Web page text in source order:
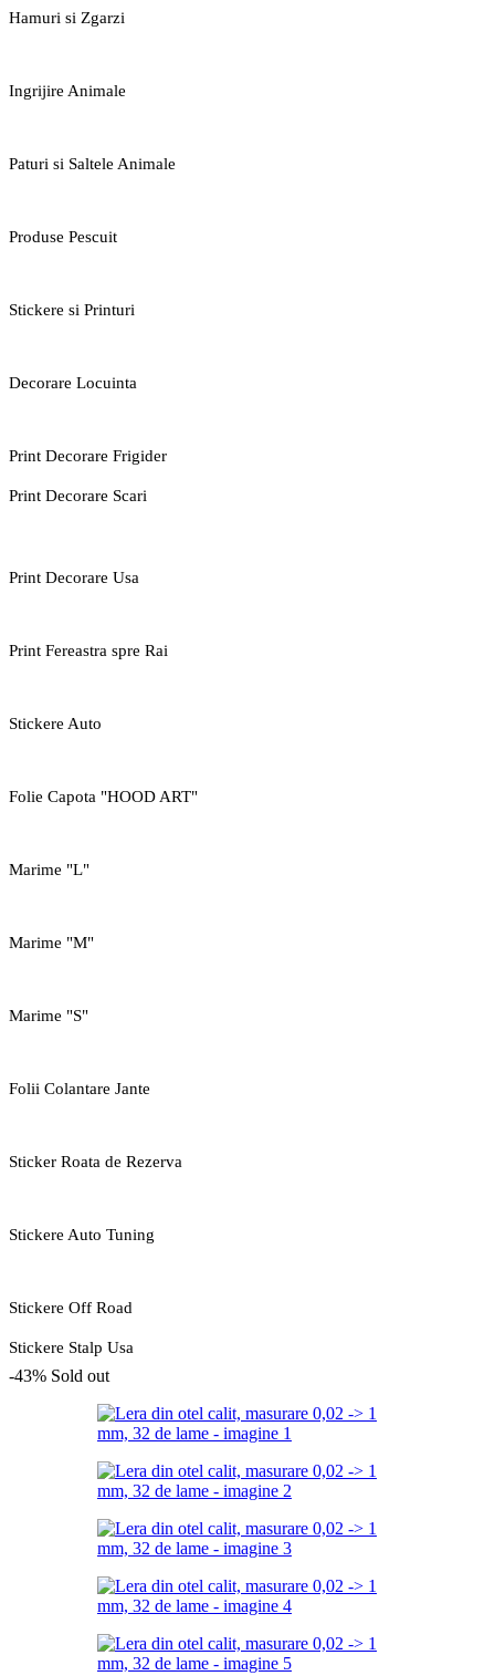
Hamuri si Zgarzi
Ingrijire Animale
Paturi si Saltele Animale
Produse Pescuit
Stickere si Printuri
Decorare Locuinta
Print Decorare Frigider
Print Decorare Scari
Print Decorare Usa
Print Fereastra spre Rai
Stickere Auto
Folie Capota "HOOD ART"
Marime "L"
Marime "M"
Marime "S"
Folii Colantare Jante
Sticker Roata de Rezerva
Stickere Auto Tuning
Stickere Off Road
Stickere Stalp Usa
-43% Sold out